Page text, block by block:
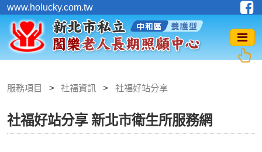
www.holucky.com.tw
服務項目 社福資訊 社福好站分享
社福好站分享 新北市衛生所服務網